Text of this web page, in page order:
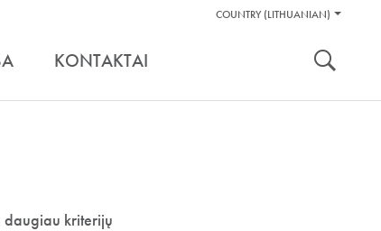
Pagalbos
COUNTRY (LITHUANIAN)
KONTAKTAI
daugiau kriterijų